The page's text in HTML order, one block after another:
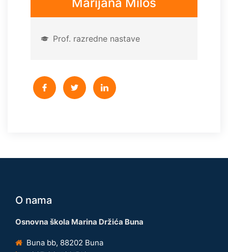
Prof. razredne nastave
O nama
Osnovna škola Marina Držića Buna
Buna bb, 88202 Buna